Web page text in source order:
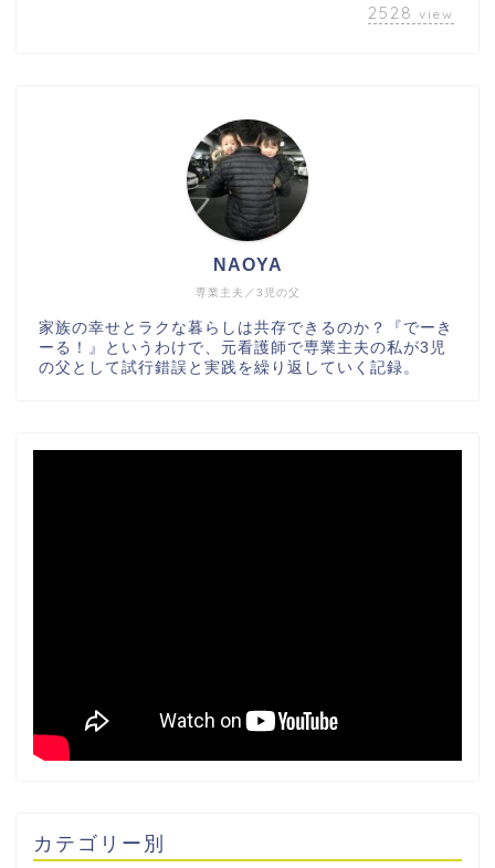
2528 view
専業主夫／3児の父
NAOYA
家族の幸せとラクな暮らしは共存できるのか？『でーき
ーる！』というわけで、元看護師で専業主夫の私が3児
の父として試行錯誤と実践を繰り返していく記録。
カテゴリー別